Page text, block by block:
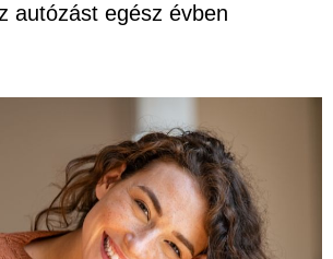
autózást egész évben